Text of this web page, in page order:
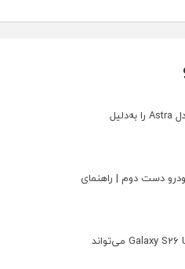
OpenAI توسعه مدل Astra را به‌دلیل
دست دوم | راهنمای
چگونه گوشی Galaxy S26 Ultra می‌تواند